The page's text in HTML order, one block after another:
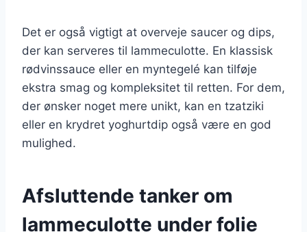
Det er også vigtigt at overveje saucer og dips,
der kan serveres til lammeculotte. En klassisk
rødvinssauce eller en myntegelé kan tilføje
ekstra smag og kompleksitet til retten. For dem,
der ønsker noget mere unikt, kan en tzatziki
eller en krydret yoghurtdip også være en god
mulighed.
Afsluttende tanker om
lammeculotte under folie